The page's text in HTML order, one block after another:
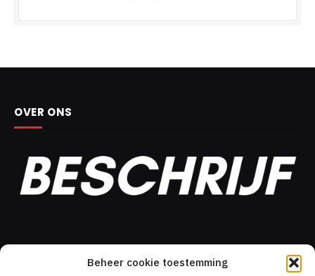
Beheer cookie toestemming
OVER ONS
DIT MOÉT JE GELEZEN HEBBEN!